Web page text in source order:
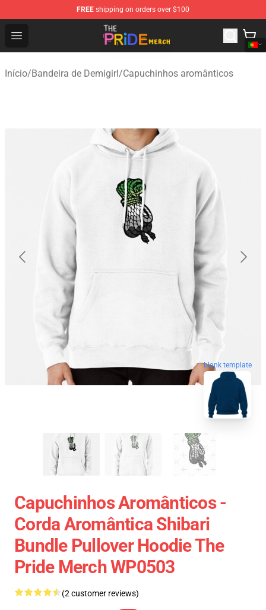
FREE shipping on orders over $100
Open menu
The Pride Shop - Official The Pride Merchandise Store
Início/Bandeira de Demigirl/Capuchinhos aromânticos
blank template
Capuchinhos Aromânticos -
Corda Aromântica Shibari
Bundle Pullover Hoodie The
Pride Merch WP0503
(2 customer reviews)